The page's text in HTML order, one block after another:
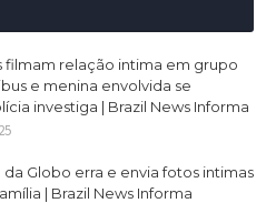
filmam relação intima em grupo
e menina envolvida se
investiga | Brazil News Informa
Globo erra e envia fotos intimas
| Brazil News Informa